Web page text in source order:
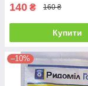
140 ₴ 160 ₴
Купити
–10%